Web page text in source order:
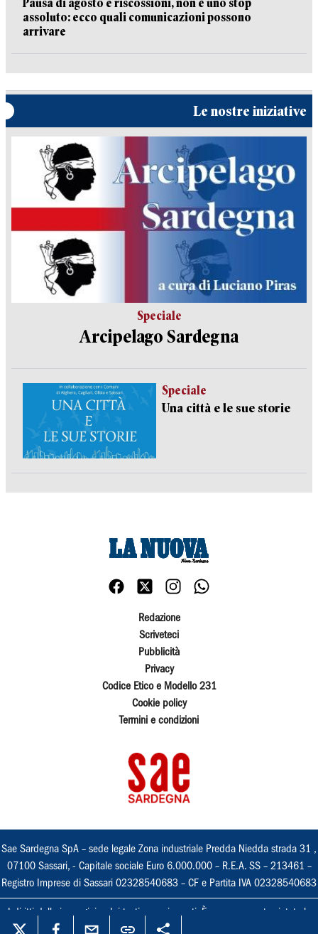
Pausa di agosto e riscossioni, non è uno stop
assoluto: ecco quali comunicazioni possono
arrivare
Le nostre iniziative
Speciale
Arcipelago Sardegna
Speciale
Una città e le sue storie
Redazione
Scriveteci
Pubblicità
Privacy
Codice Etico e Modello 231
Cookie policy
Termini e condizioni
Sae Sardegna SpA – sede legale Zona industriale Predda Niedda strada 31 ,
07100 Sassari, - Capitale sociale Euro 6.000.000 – R.E.A. SS – 213461 –
Registro Imprese di Sassari 02328540683 – CF e Partita IVA 02328540683
I diritti delle immagini e dei testi sono riservati. È espressamente vietata la
loro riproduzione con qualsiasi mezzo e l'adattamento totale o parziale.